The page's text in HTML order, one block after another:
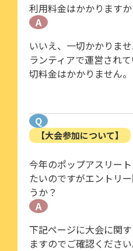
利用料金はかかりますか
A
いいえ、一切かかりま
ランティアで運営され
切料金はかかりません。
Q
【大会参加について】
今年のポップアスリー
たいのですがエントリ
うか？
A
下記ページに大会に関
ますのでご確認ください